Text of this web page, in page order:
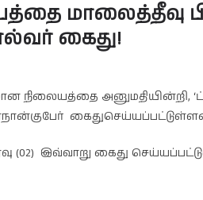
மாலைத்தீவு
கைது!
நிலையத்தை அனுமதியின்றி,
(02) இவ்வாறு கைது